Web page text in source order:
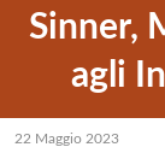
Sinner,
agli
22 Maggio 2023